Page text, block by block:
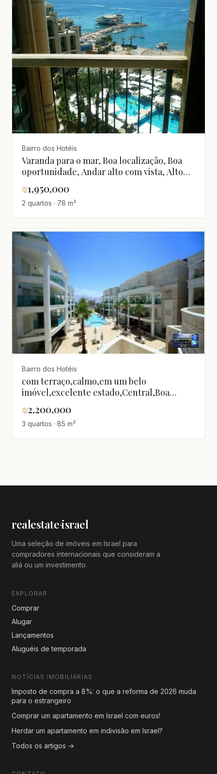
estado,Luxuoso,Magnífico,Perto do
mar,Projeto de qualidade,Vista para o mar
Bairro dos Hotéis
Varanda para o mar, Boa localização, Boa
oportunidade, Andar alto com vista, Alto
mar, Não perder!, Agradável, Bem
projetado, Claro, Boas orientações, Em bom
estado, Totalmente mobiliado, Magnífico,
Projeto de qualidade
₪1,950,000
2 quartos · 78 m²
Bairro dos Hotéis
com terraço,calmo,em um belo
imóvel,excelente estado,Central,Boa
quieto,Alto padrão,Luxuoso,Perto do
mar,Não perca!,agradável,bem
equipado,claro,espaçoso,Lindo
₪2,200,000
3 quartos · 85 m²
realestate·israel
Uma seleção de imóveis em Israel para
compradores internacionais que consideram a
aliá ou um investimento.
EXPLORAR
Comprar
Alugar
Lançamentos
Aluguéis de temporada
NOTÍCIAS IMOBILIÁRIAS
Imposto de compra a 8%: o que a reforma de 2026 muda
para o estrangeiro
Comprar um apartamento em Israel com euros!
Herdar um apartamento em indivisão em Israel?
Todos os artigos →